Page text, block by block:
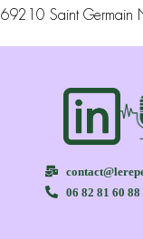
69210 Saint Germain
06 82 81 60 88